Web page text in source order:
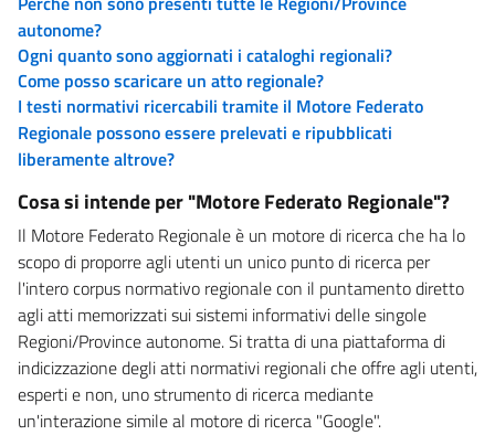
autonome?
Ogni quanto sono aggiornati i cataloghi regionali?
Come posso scaricare un atto regionale?
I testi normativi ricercabili tramite il Motore Federato
Regionale possono essere prelevati e ripubblicati
liberamente altrove?
Cosa si intende per "Motore Federato Regionale"?
Il Motore Federato Regionale è un motore di ricerca che ha lo
scopo di proporre agli utenti un unico punto di ricerca per
l'intero corpus normativo regionale con il puntamento diretto
agli atti memorizzati sui sistemi informativi delle singole
Regioni/Province autonome. Si tratta di una piattaforma di
indicizzazione degli atti normativi regionali che offre agli utenti,
esperti e non, uno strumento di ricerca mediante
un'interazione simile al motore di ricerca "Google".